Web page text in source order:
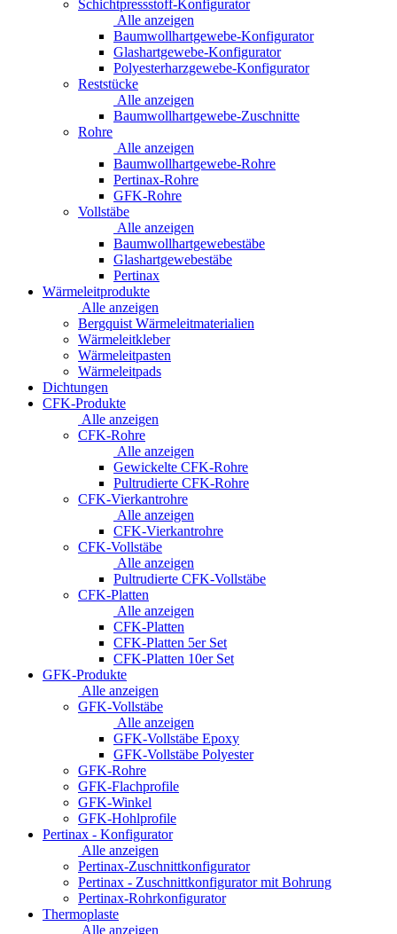
Schichtpressstoff-Konfigurator
Alle anzeigen
Baumwollhartgewebe-Konfigurator
Glashartgewebe-Konfigurator
Polyesterharzgewebe-Konfigurator
Reststücke
Alle anzeigen
Baumwollhartgewebe-Zuschnitte
Rohre
Alle anzeigen
Baumwollhartgewebe-Rohre
Pertinax-Rohre
GFK-Rohre
Vollstäbe
Alle anzeigen
Baumwollhartgewebestäbe
Glashartgewebestäbe
Pertinax
Wärmeleitprodukte
Alle anzeigen
Bergquist Wärmeleitmaterialien
Wärmeleitkleber
Wärmeleitpasten
Wärmeleitpads
Dichtungen
CFK-Produkte
Alle anzeigen
CFK-Rohre
Alle anzeigen
Gewickelte CFK-Rohre
Pultrudierte CFK-Rohre
CFK-Vierkantrohre
Alle anzeigen
CFK-Vierkantrohre
CFK-Vollstäbe
Alle anzeigen
Pultrudierte CFK-Vollstäbe
CFK-Platten
Alle anzeigen
CFK-Platten
CFK-Platten 5er Set
CFK-Platten 10er Set
GFK-Produkte
Alle anzeigen
GFK-Vollstäbe
Alle anzeigen
GFK-Vollstäbe Epoxy
GFK-Vollstäbe Polyester
GFK-Rohre
GFK-Flachprofile
GFK-Winkel
GFK-Hohlprofile
Pertinax - Konfigurator
Alle anzeigen
Pertinax-Zuschnittkonfigurator
Pertinax - Zuschnittkonfigurator mit Bohrung
Pertinax-Rohrkonfigurator
Thermoplaste
Alle anzeigen